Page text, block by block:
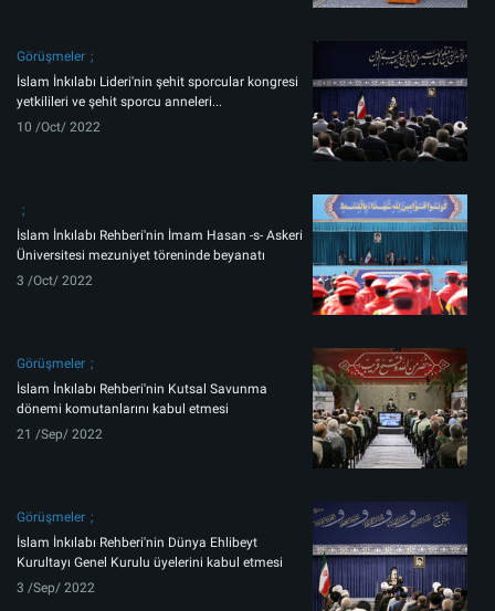
Görüşmeler
İslam İnkılabı Lideri'nin şehit sporcular kongresi
yetkilileri ve şehit sporcu anneleri...
10 /Oct/ 2022
İslam İnkılabı Rehberi'nin İmam Hasan -s- Askeri
Üniversitesi mezuniyet töreninde beyanatı
3 /Oct/ 2022
Görüşmeler
İslam İnkılabı Rehberi'nin Kutsal Savunma
dönemi komutanlarını kabul etmesi
21 /Sep/ 2022
Görüşmeler
İslam İnkılabı Rehberi'nin Dünya Ehlibeyt
Kurultayı Genel Kurulu üyelerini kabul etmesi
3 /Sep/ 2022